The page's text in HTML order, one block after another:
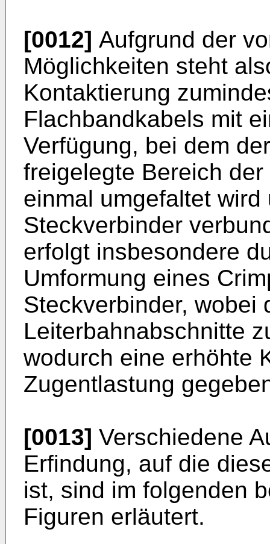
[0012] Aufgrund der
Möglichkeiten steht
Kontaktierung
Flachbandkabels mit
Verfügung, bei dem
freigelegte Bereich
einmal umgefaltet wird
Steckverbinder
erfolgt insbesondere
Umformung eines
Steckverbinder, wobei
Leiterbahnabschnitte
wodurch eine erhöhte
Zugentlastung
[0013] Verschiedene
Erfindung, auf die
ist, sind im folgenden
Figuren erläutert.